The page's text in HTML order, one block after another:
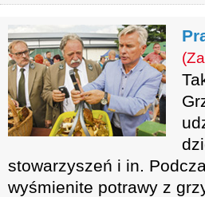
stowarzyszeń i in.
wyśmienite potrawy z